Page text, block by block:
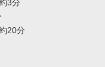
3分
20分